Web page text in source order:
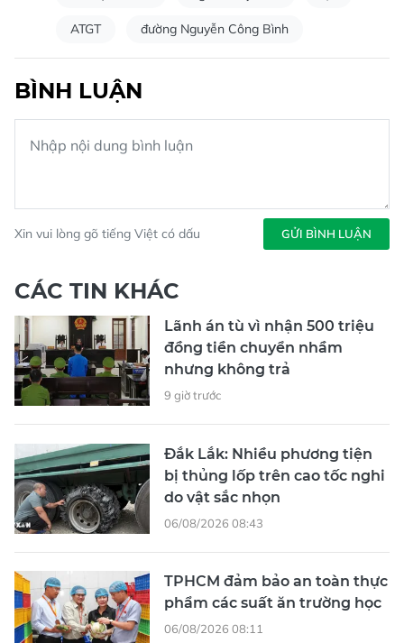
ATGT đường Nguyễn Công Bình
BÌNH LUẬN
Xin vui lòng gõ tiếng Việt có dấu GỬI BÌNH LUẬN
CÁC TIN KHÁC
Lãnh án tù vì nhận 500 triệu
đồng tiền chuyển nhầm
nhưng không trả
9 giờ trước
Đắk Lắk: Nhiều phương tiện
bị thủng lốp trên cao tốc nghi
do vật sắc nhọn
06/08/2026 08:43
TPHCM đảm bảo an toàn thực
phẩm các suất ăn trường học
06/08/2026 08:11